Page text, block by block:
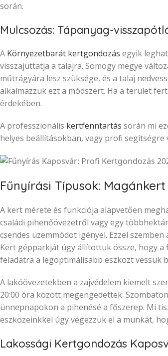
során.
Mulcsozás: Tápanyag-
A Környezetbarát kertgondozás egyik
visszajuttatja a talajra. Somogy megye
műtrágyára lesz szüksége, és a talaj
alkalmazzuk ezt a módszert. Ha a terület
érdekében.
A professzionális kertfenntartás során mi
helyes beállításokban, vagy profi segítségre
Fűnyírási Típusok:
A kert mérete és funkciója alapvetően
családi pihenőövezetről vagy egy
csendes üzemmódot igényel. Ezzel
Kert gépparkját úgy állítottuk össze, hogy
feladatra a legoptimálisabb eszközt vessük
A lakóövezetekben a zajvédelem kiemelt
20:00 óra között megengedettek.
ünnepnapokon a pihenésé a főszerep. Mi
eszközeinkkel úgy végezzük el a munkát,
Lakossági Kertgondozás